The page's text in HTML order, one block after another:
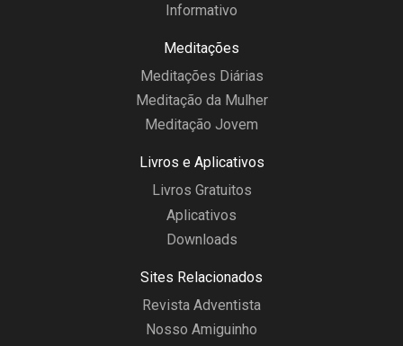
Informativo
Meditações
Meditações Diárias
Meditação da Mulher
Meditação Jovem
Livros e Aplicativos
Livros Gratuitos
Aplicativos
Downloads
Sites Relacionados
Revista Adventista
Nosso Amiguinho